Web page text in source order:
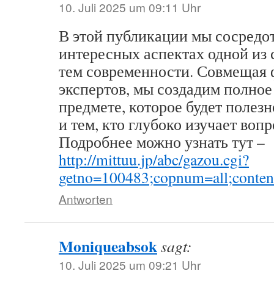
10. Juli 2025 um 09:11 Uhr
В этой публикации мы
интересных аспектах одной
тем современности.
экспертов, мы создадим
предмете, которое будет
и тем, кто глубоко изучает
Подробнее можно узнать тут –
http://mittuu.jp/abc/gazou.cgi?
Antworten
Moniqueabsoksagt:
10. Juli 2025 um 09:21 Uhr